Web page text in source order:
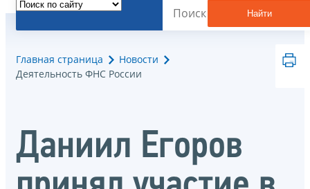
Найти
Главная страница
Новости
Деятельность ФНС России
Даниил Егоров